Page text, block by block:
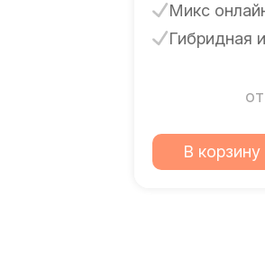
Микс
Гибридная
от
В корзину